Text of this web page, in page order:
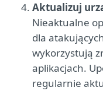
Aktualizuj
Nieaktualne
dla
wykorzystują
aplikacjach.
regularnie